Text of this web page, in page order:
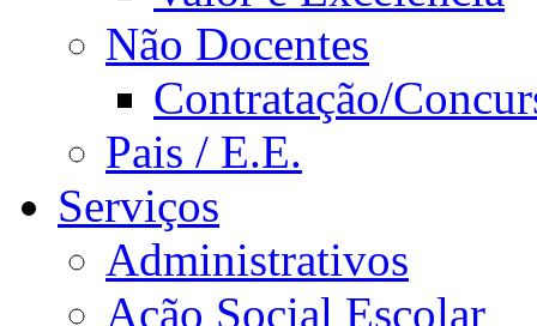
Não Docentes
Contratação/
Pais / E.E.
Serviços
Administrativos
Ação Social Escolar